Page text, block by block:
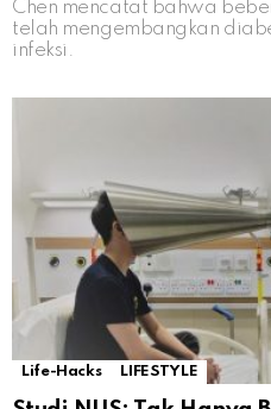
Chen mencatat bahwa
telah mengembangkan
infeksi.
Life-Hacks LIFESTYLE